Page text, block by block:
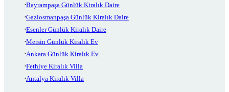
Bayrampaşa Günlük Kiralık Daire
Gaziosmanpaşa Günlük Kiralık Daire
Esenler Günlük Kiralık Daire
Mersin Günlük Kiralık Ev
Ankara Günlük Kiralık Ev
Fethiye Kiralık Villa
Antalya Kiralık Villa